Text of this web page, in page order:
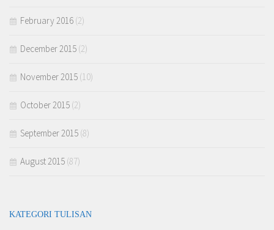
February 2016 (2)
December 2015 (2)
November 2015 (10)
October 2015 (2)
September 2015 (8)
August 2015 (87)
KATEGORI TULISAN